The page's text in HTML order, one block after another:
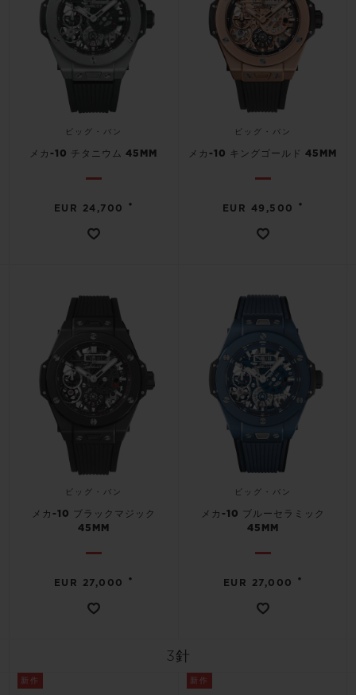
ビッグ・バン
メカ-10 チタニウム 45MM
EUR 24,700 •
ビッグ・バン
メカ-10 キングゴールド 45MM
EUR 49,500 •
ビッグ・バン
メカ-10 ブラックマジック
45MM
EUR 27,000 •
ビッグ・バン
メカ-10 ブルーセラミック
45MM
EUR 27,000 •
3針
新作 新作